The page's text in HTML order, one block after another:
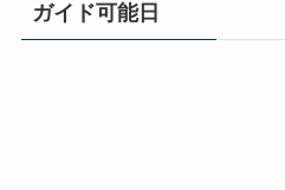
ガイド可能日